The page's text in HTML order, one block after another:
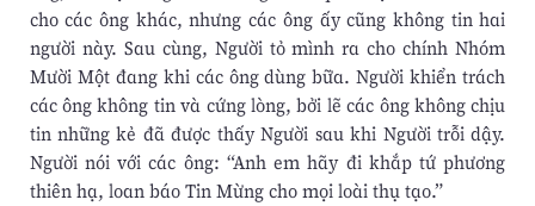
cho các ông khác, nhưng các ông ấy cũng không tin hai
người này. Sau cùng, Người tỏ mình ra cho chính Nhóm
Mười Một đang khi các ông dùng bữa. Người khiển trách
các ông không tin và cứng lòng, bởi lẽ các ông không chịu
tin những kẻ đã được thấy Người sau khi Người trỗi dậy.
Người nói với các ông: “Anh em hãy đi khắp tứ phương
thiên hạ, loan báo Tin Mừng cho mọi loài thụ tạo.”